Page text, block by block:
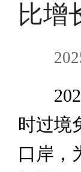
比增
2024
时过境
口岸，